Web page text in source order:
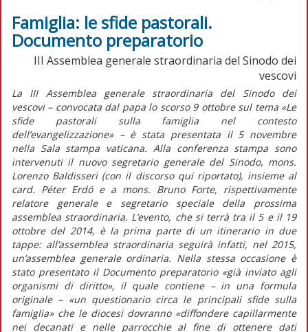
Famiglia: le sfide pastorali.
Documento preparatorio
III Assemblea generale straordinaria del Sinodo dei
vescovi
La III Assemblea generale straordinaria del Sinodo dei
vescovi – convocata dal papa lo scorso 9 ottobre sul tema «Le
sfide pastorali sulla famiglia nel contesto
dell’evangelizzazione» – è stata presentata il 5 novembre
nella Sala stampa vaticana. Alla conferenza stampa sono
intervenuti il nuovo segretario generale del Sinodo, mons.
Lorenzo Baldisseri (con il discorso qui riportato), insieme al
card. Péter Erdö e a mons. Bruno Forte, rispettivamente
relatore generale e segretario speciale della prossima
assemblea straordinaria. L’evento, che si terrà tra il 5 e il 19
ottobre del 2014, è la prima parte di un itinerario in due
tappe: all’assemblea straordinaria seguirà infatti, nel 2015,
un’assemblea generale ordinaria. Nella stessa occasione è
stato presentato il Documento preparatorio «già inviato agli
organismi di diritto», il quale contiene – in una formula
originale – «un questionario circa le principali sfide sulla
famiglia» che le diocesi dovranno «diffondere capillarmente
nei decanati e nelle parrocchie al fine di ottenere dati